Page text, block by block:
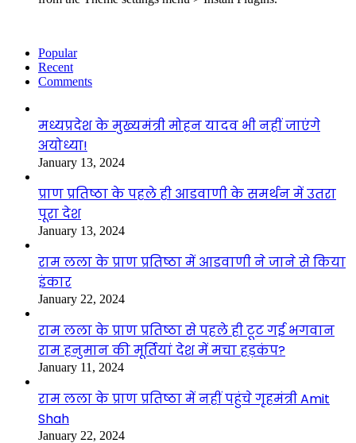
Popular
Recent
Comments
मध्यप्रदेश के मुख्यमंत्री मोहन यादव भी नहीं जाएंगे
अयोध्या!
January 13, 2024
प्राण प्रतिष्ठा के पहले ही आडवाणी के समर्थन में उतरा
पूरा देश
January 13, 2024
राम लला के प्राण प्रतिष्ठा में आडवाणी ने जाने से किया
इंकार
January 22, 2024
राम लला के प्राण प्रतिष्ठा से पहले ही टूट गई भगवान
राम हनुमान की मूर्तियां देश में मचा हड़कंप?
January 11, 2024
राम लला के प्राण प्रतिष्ठा में नहीं पहुंचे गृहमंत्री Amit
Shah
January 22, 2024